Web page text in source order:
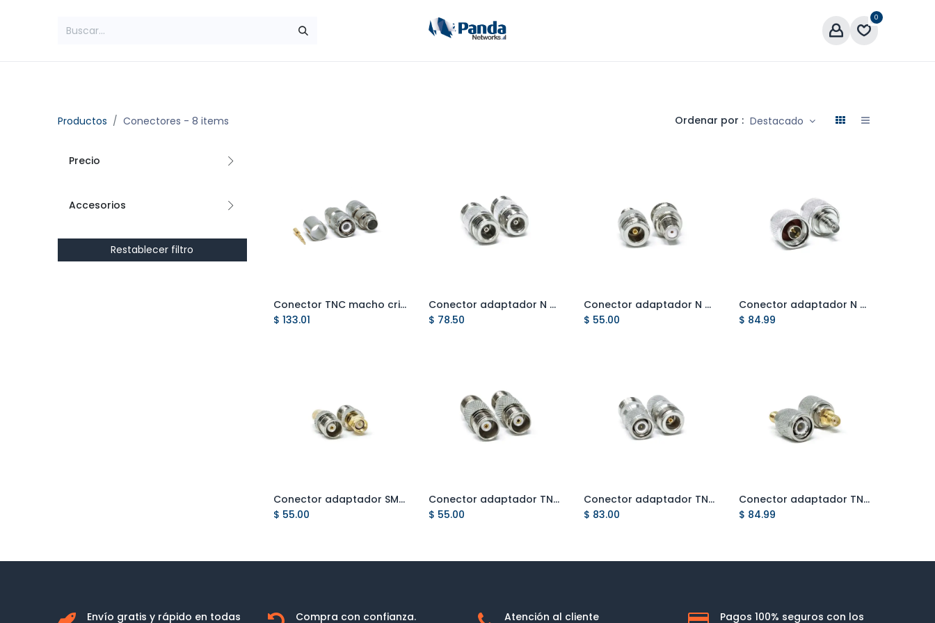
0
Productos Conectores - 8 items Ordenar por : Destacado
Precio
Accesorios
Restablecer filtro
Add to Cart
Conector TNC macho crimpable RG8 RG11
$ 133.01
Add to Cart
Conector adaptador N hembra a N hembra
$ 78.50
Add to Cart
Conector adaptador N hembra a F hembra
$ 55.00
Add to Cart
Conector adaptador N macho a SMA hembra
$ 84.99
Add to Cart
Conector adaptador SMA macho a TNC hembra
$ 55.00
Add to Cart
Conector adaptador TNC hembra a TNC hembra
$ 55.00
Add to Cart
Conector adaptador TNC macho a N hembra
$ 83.00
Add to Cart
Conector adaptador TNC macho a SMA hembra
$ 84.99
Envío gratis y rápido en todas
Compra con confianza.
Atención al cliente
Pagos 100% seguros con los